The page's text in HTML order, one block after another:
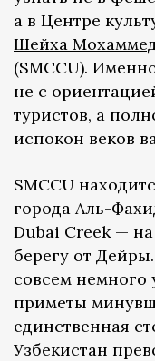
а в Центре
Шейха
(SMCCU).
не с
туристов, а
испокон веков
SMCCU
города Аль-
Dubai Creek —
берегу от
совсем немного
приметы
единственная
Узбекистан